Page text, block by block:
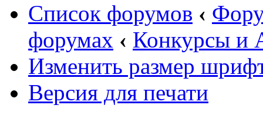
Список форумов ‹
форумах ‹ Конкурсы и
Изменить размер
Версия для печати